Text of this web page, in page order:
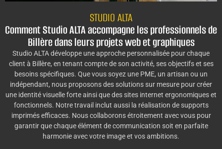
STUDIO ALTA
Comment Studio ALTA accompagne les professionnels de
Billère dans leurs projets web et graphiques
Studio ALTA développe une approche personnalisée pour chaque
client à Billère, en tenant compte de son activité, ses objectifs et ses
besoins spécifiques. Que vous soyez une PME, un artisan ou un
indépendant, nous proposons des solutions sur mesure pour créer
une identité visuelle forte ainsi que des sites internet ergonomiques et
fonctionnels. Notre travail inclut aussi la réalisation de supports
imprimés efficaces. Nous collaborons étroitement avec vous pour
garantir que chaque élément de communication soit en parfaite
harmonie avec votre image et vos ambitions.